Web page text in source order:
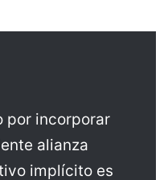
por incorporar
alianza
implícito es